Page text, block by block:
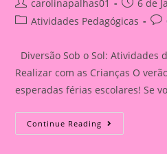
author:
carolinapalhas01
6 de
PostAtividades Pedagógicas
Diversão Sob o Sol: Atividades
Realizar com as Crianças O
esperadas férias escolares! Se
Continue Reading Diversão
Sob